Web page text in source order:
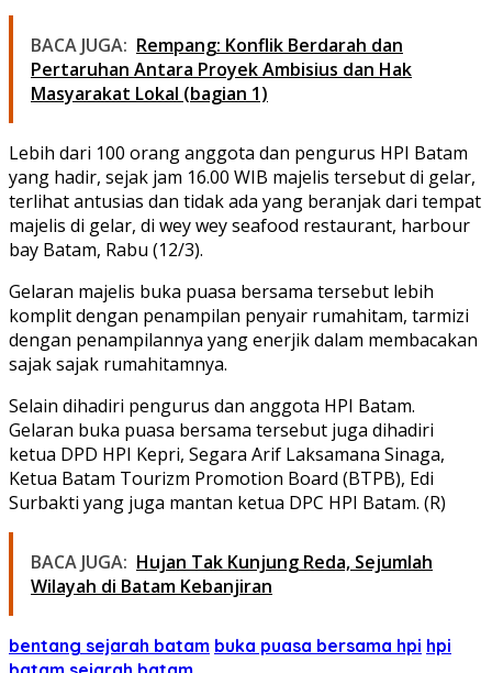
BACA JUGA: Rempang: Konflik Berdarah dan
Pertaruhan Antara Proyek Ambisius dan Hak
Masyarakat Lokal (bagian 1)
Lebih dari 100 orang anggota dan pengurus HPI Batam
yang hadir, sejak jam 16.00 WIB majelis tersebut di gelar,
terlihat antusias dan tidak ada yang beranjak dari tempat
majelis di gelar, di wey wey seafood restaurant, harbour
bay Batam, Rabu (12/3).
Gelaran majelis buka puasa bersama tersebut lebih
komplit dengan penampilan penyair rumahitam, tarmizi
dengan penampilannya yang enerjik dalam membacakan
sajak sajak rumahitamnya.
Selain dihadiri pengurus dan anggota HPI Batam.
Gelaran buka puasa bersama tersebut juga dihadiri
ketua DPD HPI Kepri, Segara Arif Laksamana Sinaga,
Ketua Batam Tourizm Promotion Board (BTPB), Edi
Surbakti yang juga mantan ketua DPC HPI Batam. (R)
BACA JUGA: Hujan Tak Kunjung Reda, Sejumlah
Wilayah di Batam Kebanjiran
bentang sejarah batam buka puasa bersama hpi hpi